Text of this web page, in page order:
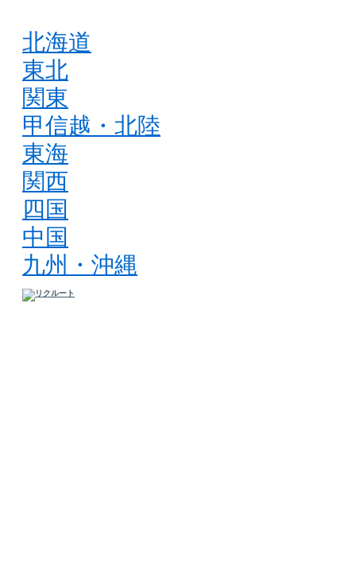
北海道
東北
関東
甲信越・北陸
東海
関西
四国
中国
九州・沖縄